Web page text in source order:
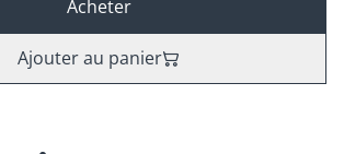
Acheter
Ajouter au panier